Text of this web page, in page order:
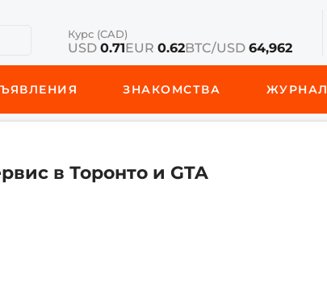
Курс (CAD)
USD 0.71EUR 0.62BTC/USD 64,962
ЗНАКОМСТВА ЖУРНАЛ
в Торонто и GTA